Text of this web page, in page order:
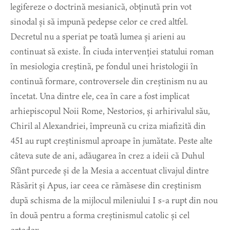
legifereze o doctrină mesianică, obținută prin vot
sinodal și să impună pedepse celor ce cred altfel.
Decretul nu a speriat pe toată lumea și arieni au
continuat să existe. În ciuda intervenției statului roman
în mesiologia creștină, pe fondul unei hristologii în
continuă formare, controversele din creștinism nu au
încetat. Una dintre ele, cea în care a fost implicat
arhiepiscopul Noii Rome, Nestorios, și arhirivalul său,
Chiril al Alexandriei, împreună cu criza miafizită din
451 au rupt creștinismul aproape în jumătate. Peste alte
câteva sute de ani, adăugarea în crez a ideii că Duhul
Sfânt purcede și de la Mesia a accentuat clivajul dintre
Răsărit și Apus, iar ceea ce rămăsese din creștinism
după schisma de la mijlocul mileniului I s-a rupt din nou
în două pentru a forma creștinismul catolic și cel